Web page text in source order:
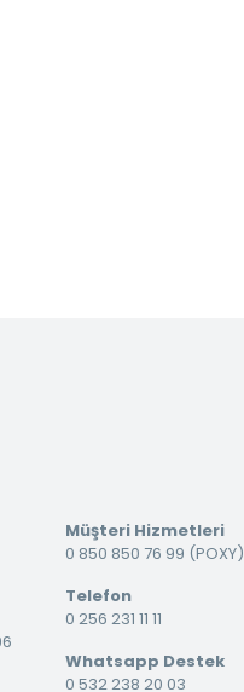
Müşteri Hizmetleri
0 850 850 76 99 (POXY)
Telefon
0 256 231 11 11
Whatsapp Destek
0 532 238 20 03